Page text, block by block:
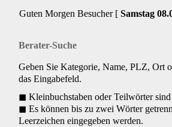
Guten Morgen Besucher [ Samstag
Berater-Suche
Geben Sie Kategorie, Name, PLZ, Ort
das Eingabefeld.
◼ Kleinbuchstaben oder Teilwörter
◼ Es können bis zu zwei Wörter
Leerzeichen eingegeben werden.